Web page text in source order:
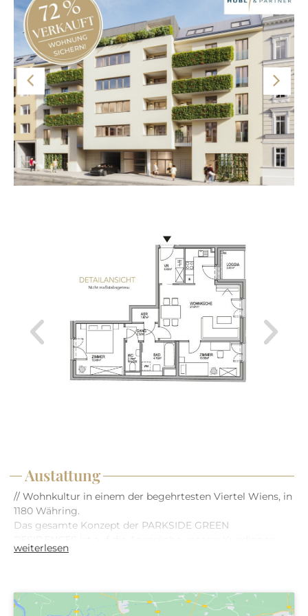
Ausstattung mit modernem Design. Ein
wohltemperiertes Raumklima wird von der
Bauteilaktivierung sichergestellt.
Option für Anleger: Diese Wohnung kann als
Vorsorgewohnung erworben werden. Nähere
Informationen dazu finden Sie auf der Projektwebsite
www.theparkside.at
Hinweis: Die Bilder sind als Beispiele angeführt. Die
Aufteilung der jeweiligen Wohnung ist dem Grundriss zu
entnehmen. Sämtliche Visualisierungen sind
Symboldarstellungen und stellen den derzeitigen
Austattung
// Wohnkultur in einem der begehrtesten Viertel Wiens, in
1180 Währing.
Das gesamte Konzept der PARKSIDE GREEN
und Kunden ausgerichtet. Auf Basis unserer Erfahrung
Mehrwerten. Anlässlich unserer 30-jährigen
Erfolgsgeschichte entsteht dieses außergewöhnliche
weiterlesen